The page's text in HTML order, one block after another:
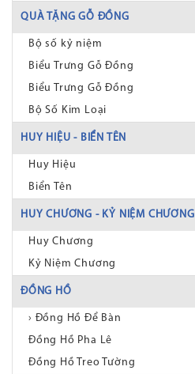
QUÀ TẶNG GỖ ĐỒNG
Bộ số kỷ niệm
Biểu Trưng Gỗ Đồng
Biểu Trưng Gỗ Đồng
Bộ Số Kim Loại
HUY HIỆU - BIỂN TÊN
Huy Hiệu
Biển Tên
HUY CHƯƠNG - KỶ NIỆM CHƯƠNG
Huy Chương
Kỷ Niệm Chương
ĐỒNG HỒ
› Đồng Hồ Để Bàn
Đồng Hồ Pha Lê
Đồng Hồ Treo Tường